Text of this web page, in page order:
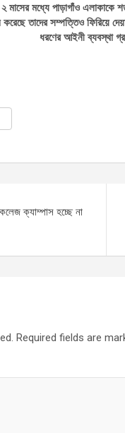
মধ্যে পাড়াগাঁও এলাকাকে
করেছে তাদের সম্পত্তিও
ধরণের আইনী ব্যবস্থা
ক্যাম্পাস হচ্ছে না
Required fields are